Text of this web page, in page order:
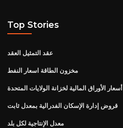
Top Stories
عقد التمثيل العقد
مخزون الطاقة اسعار النفط
أسعار الأوراق المالية لخزانة الولايات المتحدة
قروض إدارة الإسكان الفدرالية بمعدل ثابت
معدل الإنتاجية لكل بلد